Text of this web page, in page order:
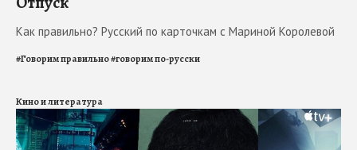
Как правильно? Русский по карточкам с Мариной Королевой
#Говорим правильно#говорим по-русски
Кино и литература